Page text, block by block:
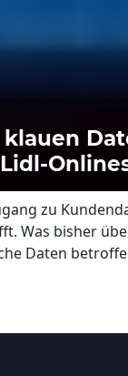
zu
Was bisher
Daten